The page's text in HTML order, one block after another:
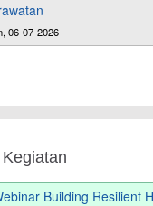
06-07-2026
Building Resilient